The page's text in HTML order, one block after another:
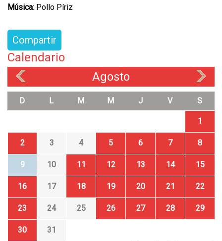
Música: Pollo Píriz
Compartir
Calendario
Agosto
D L M M J V S
1
2 3 4 5 6 7 8
9 10 11 12 13 14 15
16 17 18 19 20 21 22
23 24 25 26 27 28 29
30
31